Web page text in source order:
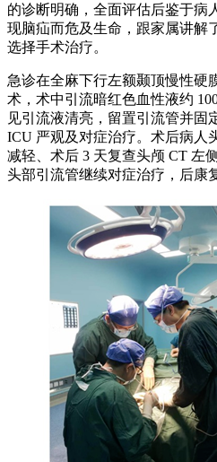
的诊断明确，全面评估后鉴于病
现脑疝而危及生命，跟家属讲解
选择手术治疗。
急诊在全麻下行左额颞顶慢性硬
术，术中引流暗红色血性液约
见引流液清亮，留置引流管并固
ICU 严观及对症治疗。术后病人
减轻、术后 3 天复查头颅 CT 左
头部引流管继续对症治疗，后康